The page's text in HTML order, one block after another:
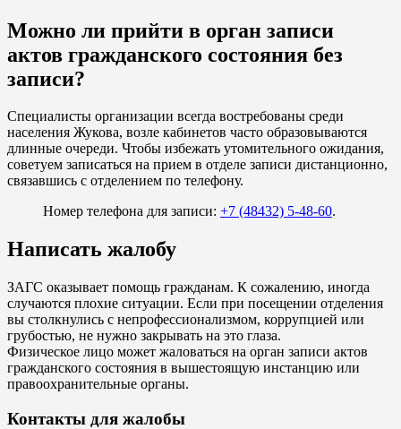
Можно ли прийти в орган записи
актов гражданского состояния без
записи?
Специалисты организации всегда востребованы среди
населения Жукова, возле кабинетов часто образовываются
длинные очереди. Чтобы избежать утомительного ожидания,
советуем записаться на прием в отделе записи дистанционно,
связавшись с отделением по телефону.
Номер телефона для записи: +7 (48432) 5-48-60.
Написать жалобу
ЗАГС оказывает помощь гражданам. К сожалению, иногда
случаются плохие ситуации. Если при посещении отделения
вы столкнулись с непрофессионализмом, коррупцией или
грубостью, не нужно закрывать на это глаза.
Физическое лицо может жаловаться на орган записи актов
гражданского состояния в вышестоящую инстанцию или
правоохранительные органы.
Контакты для жалобы